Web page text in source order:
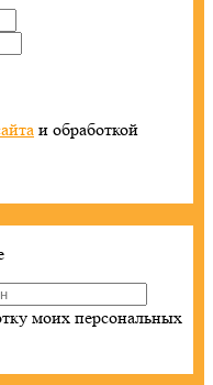
и обработкой
моих персональных